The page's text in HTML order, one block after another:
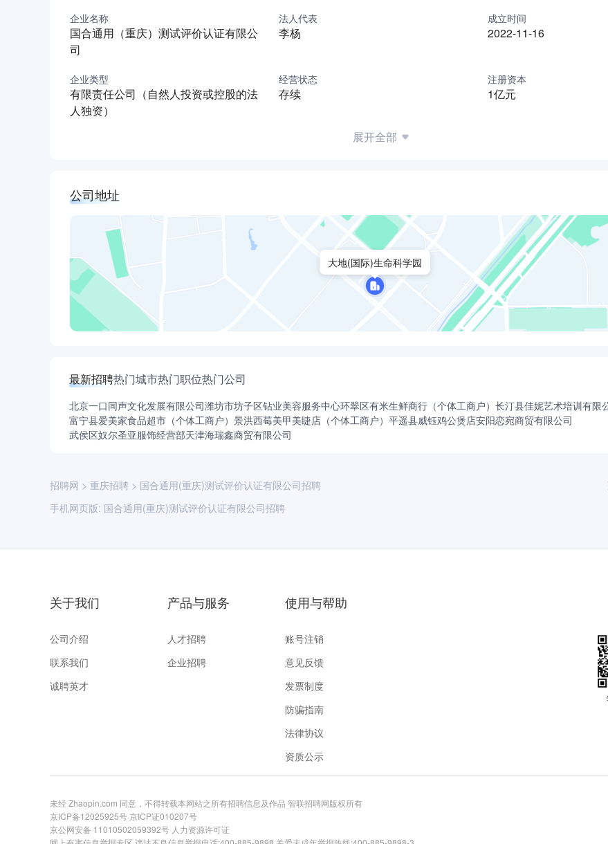
企业名称
国合通用（重庆）测试评价认证有限公
司
法人代表
李杨
成立时间
2022-11-16
企业类型
有限责任公司（自然人投资或控股的法
人独资）
经营状态
存续
注册资本
1亿元
展开全部
公司地址
大地(国际)生命科学园
最新招聘热门城市热门职位热门公司
北京一口同声文化发展有限公司潍坊市坊子区钻业美容服务中心环翠区有米生鲜商行（个体工商户） 长汀县佳妮艺术培训有限
富宁县爱美家食品超市（个体工商户） 景洪西莓美甲美睫店（个体工商户） 平遥县威钰鸡公煲店安阳恋宛商贸有限公司
武侯区奴尔圣亚服饰经营部天津海瑞鑫商贸有限公司
招聘网 > 重庆招聘 > 国合通用(重庆)测试评价认证有限公司招聘
手机网页版: 国合通用(重庆)测试评价认证有限公司招聘
关于我们
公司介绍
联系我们
诚聘英才
产品与服务
人才招聘
企业招聘
使用与帮助
账号注销
意见反馈
发票制度
防骗指南
法律协议
资质公示
未经 Zhaopin.com 同意，不得转载本网站之所有招聘信息及作品 智联招聘网版权所有
京ICP备12025925号京ICP证010207号
京公网安备 11010502059392号 人力资源许可证